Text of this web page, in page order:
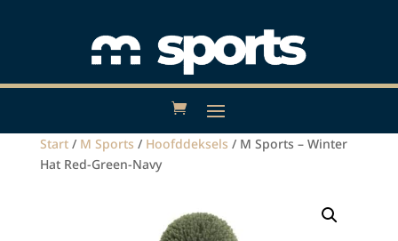
Start/ M Sports / Hoofddeksels / M Sports – Winter
Hat Red-Green-Navy